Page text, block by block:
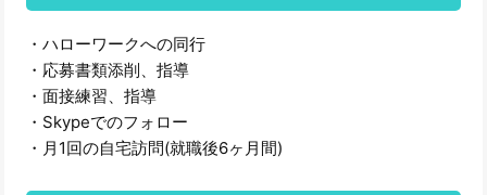
・ハローワークへの同行
・応募書類添削、指導
・面接練習、指導
・Skypeでのフォロー
・月1回の自宅訪問(就職後6ヶ月間)